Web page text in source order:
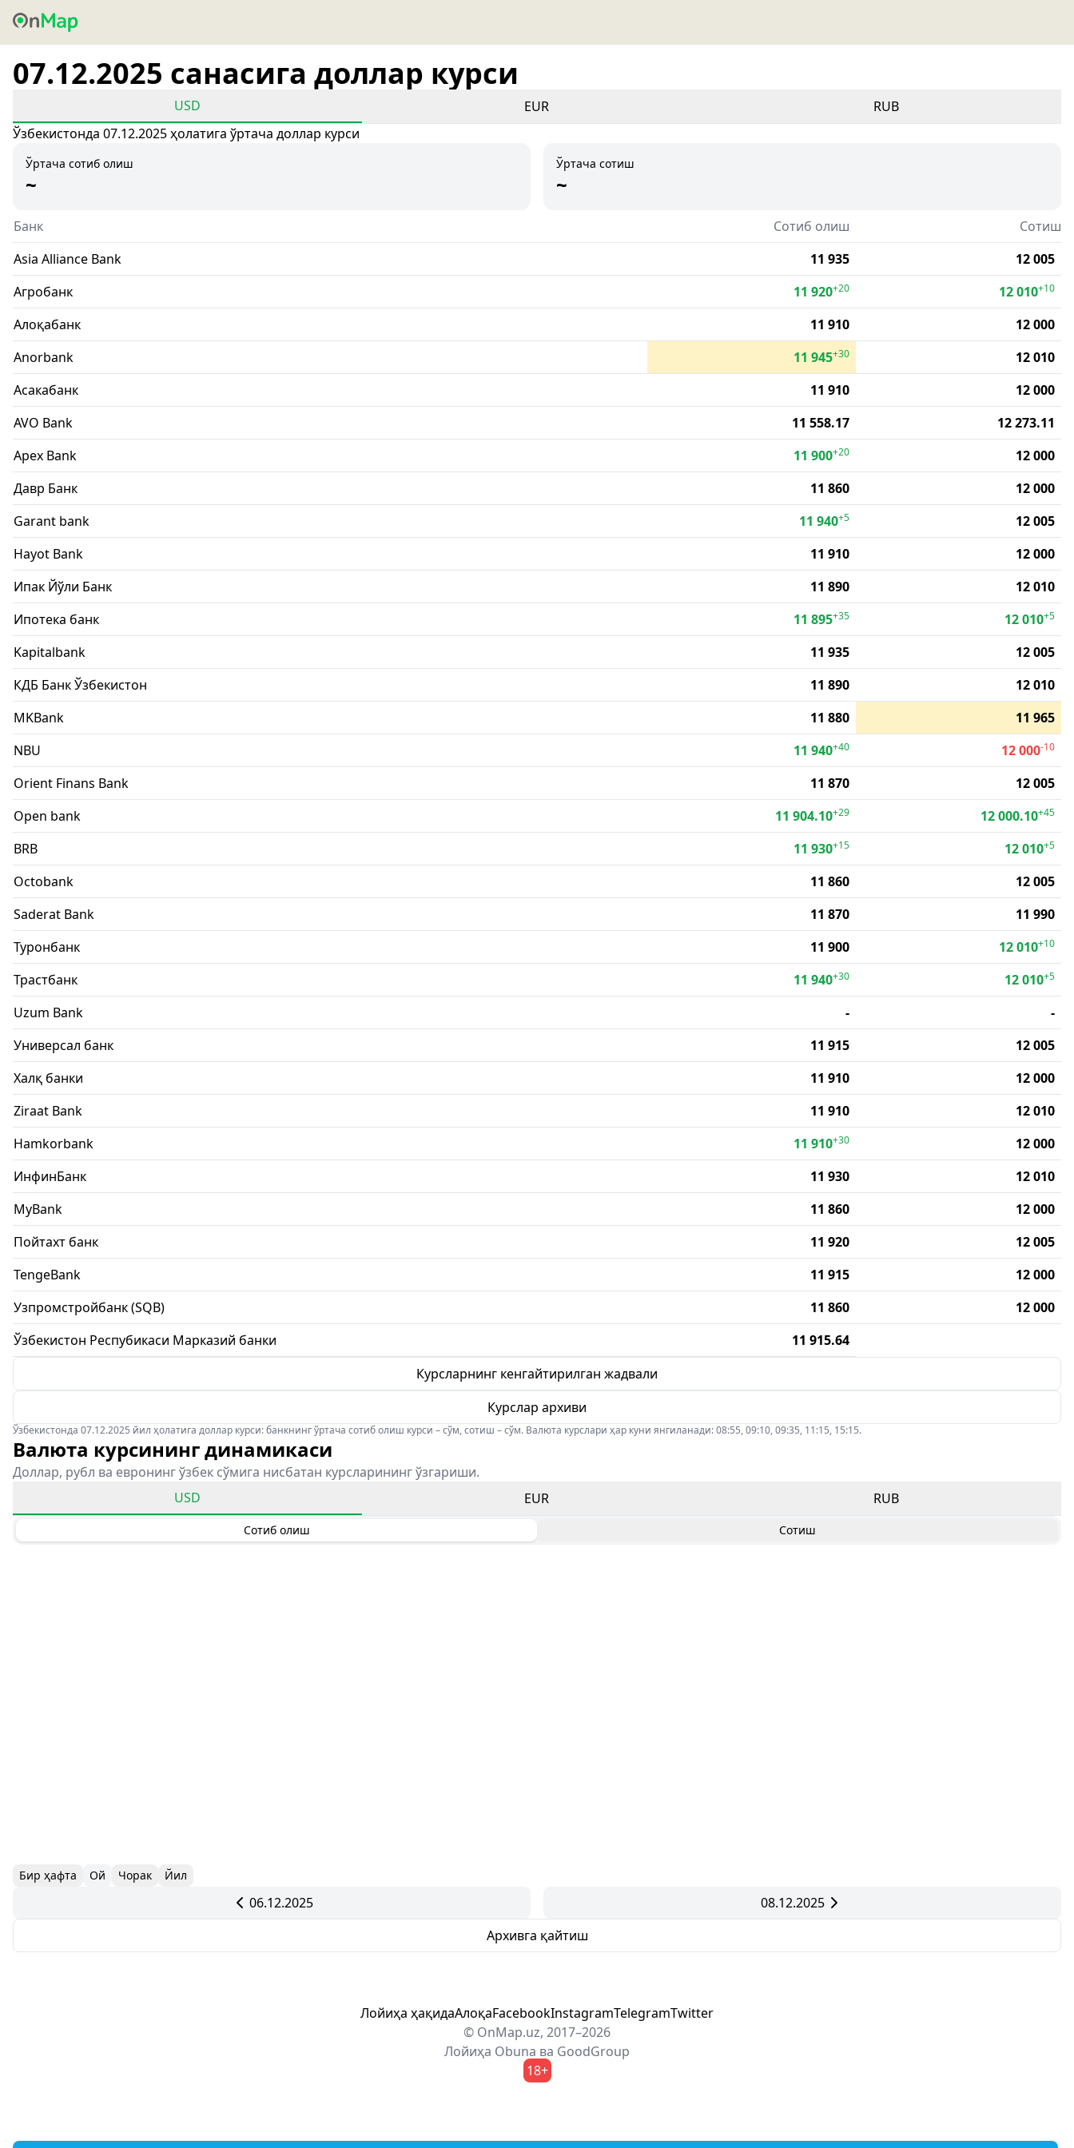
07.12.2025 санасига доллар курси
USD EUR
RUB
Ўзбекистонда 07.12.2025 ҳолатига ўртача доллар курси
Ўртача сотиб олиш
~
Ўртача сотиш
~
Банк Сотиб олиш
Сотиш
Asia Alliance Bank
11 935
12 005
Агробанк
11 920+20 12 010+10
Алоқабанк 11 910
12 000
Anorbank
11 945+30
12 010
Асакабанк
11 910
12 000
AVO Bank
11 558.17
12 273.11
Apex Bank
11 900+20
12 000
Давр Банк
11 860
12 000
Garant bank
11 940+5
12 005
Hayot Bank
11 910
12 000
Ипак Йўли Банк
11 890
12 010
Ипотека банк
11 895+35 12 010+5
Kapitalbank 11 935
12 005
КДБ Банк Ўзбекистон
11 890
12 010
MKBank
11 880
11 965
NBU
11 940+40 12 000-10
Orient Finans Bank 11 870
12 005
Open bank
11 904.10+29 12 000.10+45
BRB 11 930+15 12 010+5
Octobank 11 860
12 005
Saderat Bank
11 870
11 990
Туронбанк
11 900 12 010+10
Трастбанк 11 940+30 12 010+5
Uzum Bank -
-
Универсал банк
11 915
12 005
Халқ банки
11 910
12 000
Ziraat Bank
11 910
12 010
Hamkorbank
11 910+30
12 000
ИнфинБанк
11 930
12 010
MyBank
11 860
12 000
Пойтахт банк
11 920
12 005
TengeBank
11 915
12 000
Узпромстройбанк (SQB)
11 860
12 000
Ўзбекистон Респубикаси Марказий банки
11 915.64
Курсларнинг кенгайтирилган жадвали
Курслар архиви
Ўзбекистонда 07.12.2025 йил ҳолатига доллар курси: банкнинг ўртача сотиб олиш курси – сўм, сотиш – сўм. Валюта курслари ҳар куни янгиланади: 08:55, 09:10, 09:35, 11:15, 15:15.
Валюта курсининг динамикаси
Доллар, рубл ва евронинг ўзбек сўмига нисбатан курсларининг ўзгариши.
USD
EUR RUB
Сотиб олиш Сотиш
Бир ҳафта Ой Чорак Йил
06.12.2025
08.12.2025
Архивга қайтиш
Лойиҳа ҳақидаАлоқаFacebookInstagramTelegramTwitter
© OnMap.uz, 2017–2026
Лойиҳа Obuna ва GoodGroup
18+